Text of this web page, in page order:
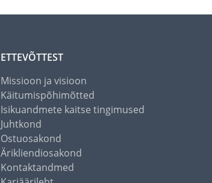
ETTEVÕTTEST
Missioon ja visioon
Käitumispõhimõtted
Isikuandmete kaitse tingimused
Juhtkond
Ostuosakond
Ärikliendiosakond
Kontaktandmed